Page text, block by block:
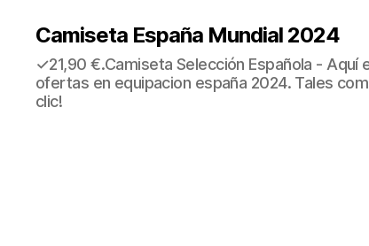
Camiseta España Mundial 2024
✓21,90 €.Camiseta Selección Española - Aquí
ofertas en equipacion españa 2024. Tales
clic!